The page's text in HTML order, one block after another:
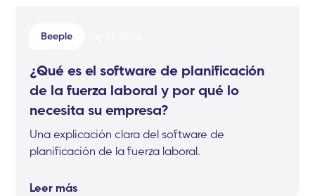
Beeple
¿Qué es el software de planificación
de la fuerza laboral y por qué lo
necesita su empresa?
Una explicación clara del software de
planificación de la fuerza laboral.
Leer más